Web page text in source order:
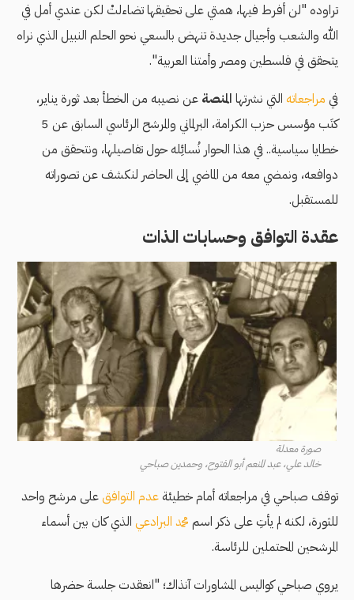
تراوده "لن أفرط فيها، همتي على تحقيقها تضاءلتْ لكن عندي أمل في
الله والشعب وأجيال جديدة تنهض بالسعي نحو الحلم النبيل الذي نراه
يتحقق في فلسطين ومصر وأمتنا العربية".
في مراجعاته التي نشرتها المنصة عن نصيبه من الخطأ بعد ثورة يناير،
كتَب مؤسس حزب الكرامة، البرلماني والمرشح الرئاسي السابق عن 5
خطايا سياسية.. في هذا الحوار نُسائِله حول تفاصيلها، ونتحقق من
دوافعه، ونمضي معه من الماضي إلى الحاضر لنكشف عن تصوراته
للمستقبل.
عقدة التوافق وحسابات الذات
صورة معدلة
خالد علي، عبد المنعم أبو الفتوح، وحمدين صباحي
توقف صباحي في مراجعاته أمام خطيئة عدم التوافقعلى مرشح واحد
للثورة، لكنه لم يأتِ على ذكر اسم محمد البرادعي الذي كان بين أسماء
المرشحين المحتملين للرئاسة.
يروي صباحي كواليس المشاورات آنذاك؛ "انعقدت جلسة حضرها